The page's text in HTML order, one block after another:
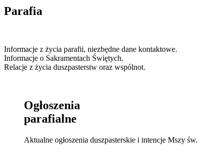
Parafia
Informacje z życia parafii, niezbędne dane kontaktowe.
Informacje o Sakramentach Świętych.
Relacje z życia duszpasterstw oraz wspólnot.
Ogłoszenia
parafialne
Aktualne ogłoszenia duszpasterskie i intencje Mszy św.